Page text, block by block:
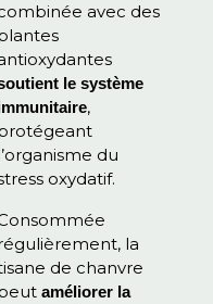
avec des
le système
,
du
oxydatif.
la
de chanvre
améliorer la